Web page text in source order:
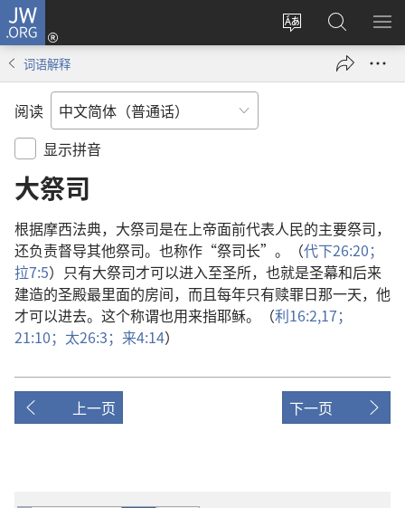
JW.ORG
更
登
录
（打
搜
索
JW.ORG
显
词语解释
阅读
显示拼音
大祭司
根据摩西法典， 大祭司是在上帝面前代表人民的主要祭司，
还负责督导其他祭司。 也称作 “祭司长”。（代下26:20；
拉7:5） 只有大祭司才可以进入至圣所， 也就是圣幕和后来
建造的圣殿最里面的房间， 而且每年只有赎罪日那一天， 他
才可以进去。 这个称谓也用来指耶稣。（利16:2,17；
21:10； 太26:3； 来4:14）
上一页 下一页